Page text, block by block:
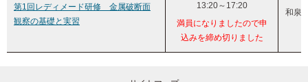
第1回レディメード研修 金属破断面
観察の基礎と実習
13:20～17:20
満員になりましたので申
込みを締め切りました
和泉